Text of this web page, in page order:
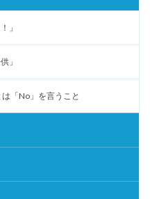
」
」
「No」を言うこと